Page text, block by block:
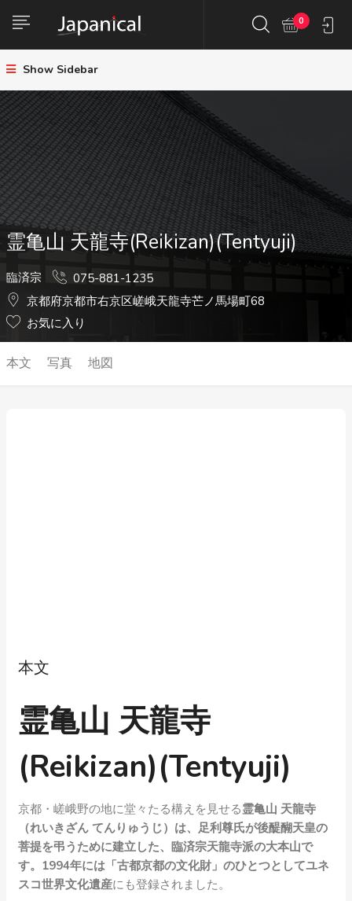
0
Show Sidebar
霊亀山 天龍寺(Reikizan)(Tentyuji)
臨済宗
075-881-1235
京都府京都市右京区嵯峨天龍寺芒ノ馬場町68
お気に入り
本文 写真 地図
本文
霊亀山 天龍寺
(Reikizan)(Tentyuji)
京都・嵯峨野の地に堂々たる構えを見せる霊亀山 天龍寺
（れいきざん てんりゅうじ）は、足利尊氏が後醍醐天皇の
菩提を弔うために建立した、臨済宗天龍寺派の大本山で
す。1994年には「古都京都の文化財」のひとつとしてユネ
スコ世界文化遺産にも登録されました。